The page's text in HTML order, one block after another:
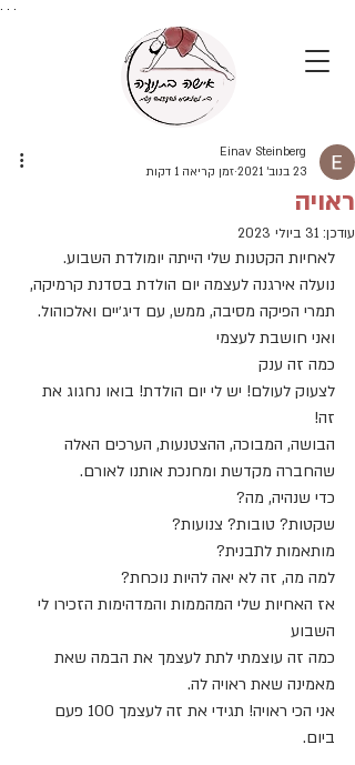
ראויה
Einav Steinberg
23 בנוב׳ 2021
זמן קריאה 1 דקות
עודכן: 31 ביולי 2023
לאחיות הקטנות שלי הייתה יומולדת השבוע.
נועלה אירגנה לעצמה יום הולדת בסדנת קרמיקה,
תמרי הפיקה מסיבה, ממש, עם דיג׳יים ואלכוהול.
ואני חושבת לעצמי
כמה זה ענק
לצעוק לעולם! יש לי יום הולדת! בואו נחגוג את
זה!
הבושה, המבוכה, ההצטנעות, הערכים האלה
שהחברה מקדשת ומחנכת אותנו לאורם.
כדי שנהיה, מה?
שקטות? טובות? צנועות?
מותאמות לתבנית?
למה מה, זה לא יאה להיות נוכחת?
אז האחיות שלי המהממות והמדהימות הזכירו לי
השבוע
כמה זה עוצמתי לתת לעצמך את הבמה שאת
מאמינה שאת ראויה לה.
אני הכי ראויה! תגידי את זה לעצמך 100 פעם
ביום.